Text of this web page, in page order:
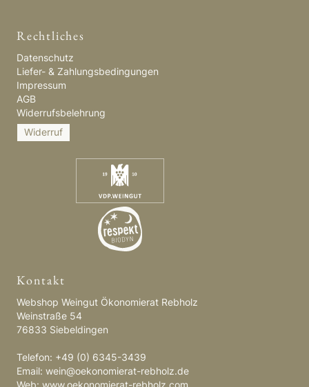
Rechtliches
Datenschutz
Liefer- & Zahlungsbedingungen
Impressum
AGB
Widerrufsbelehrung
Widerruf
Kontakt
Webshop Weingut Ökonomierat Rebholz
Weinstraße 54
76833 Siebeldingen
Telefon: +49 (0) 6345-3439
Email: wein@oekonomierat-rebholz.de
Web: www.oekonomierat-rebholz.com